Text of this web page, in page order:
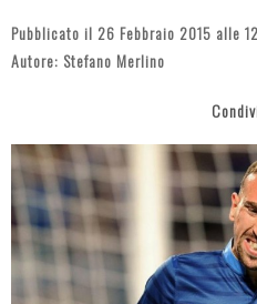
Pubblicato il 26 Febbraio 2015 alle
Autore: Stefano Merlino